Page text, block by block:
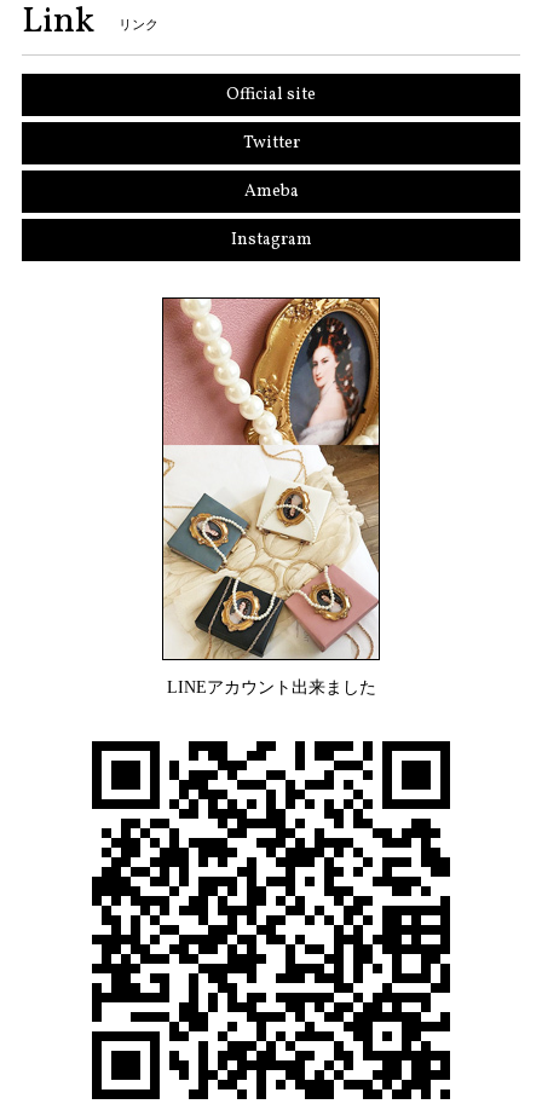
Link リンク
Official site
Twitter
Ameba
Instagram
LINEアカウント出来ました